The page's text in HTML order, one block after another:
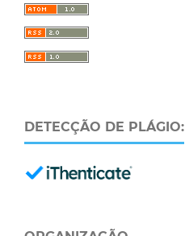
DETECÇÃO DE PLÁGIO: